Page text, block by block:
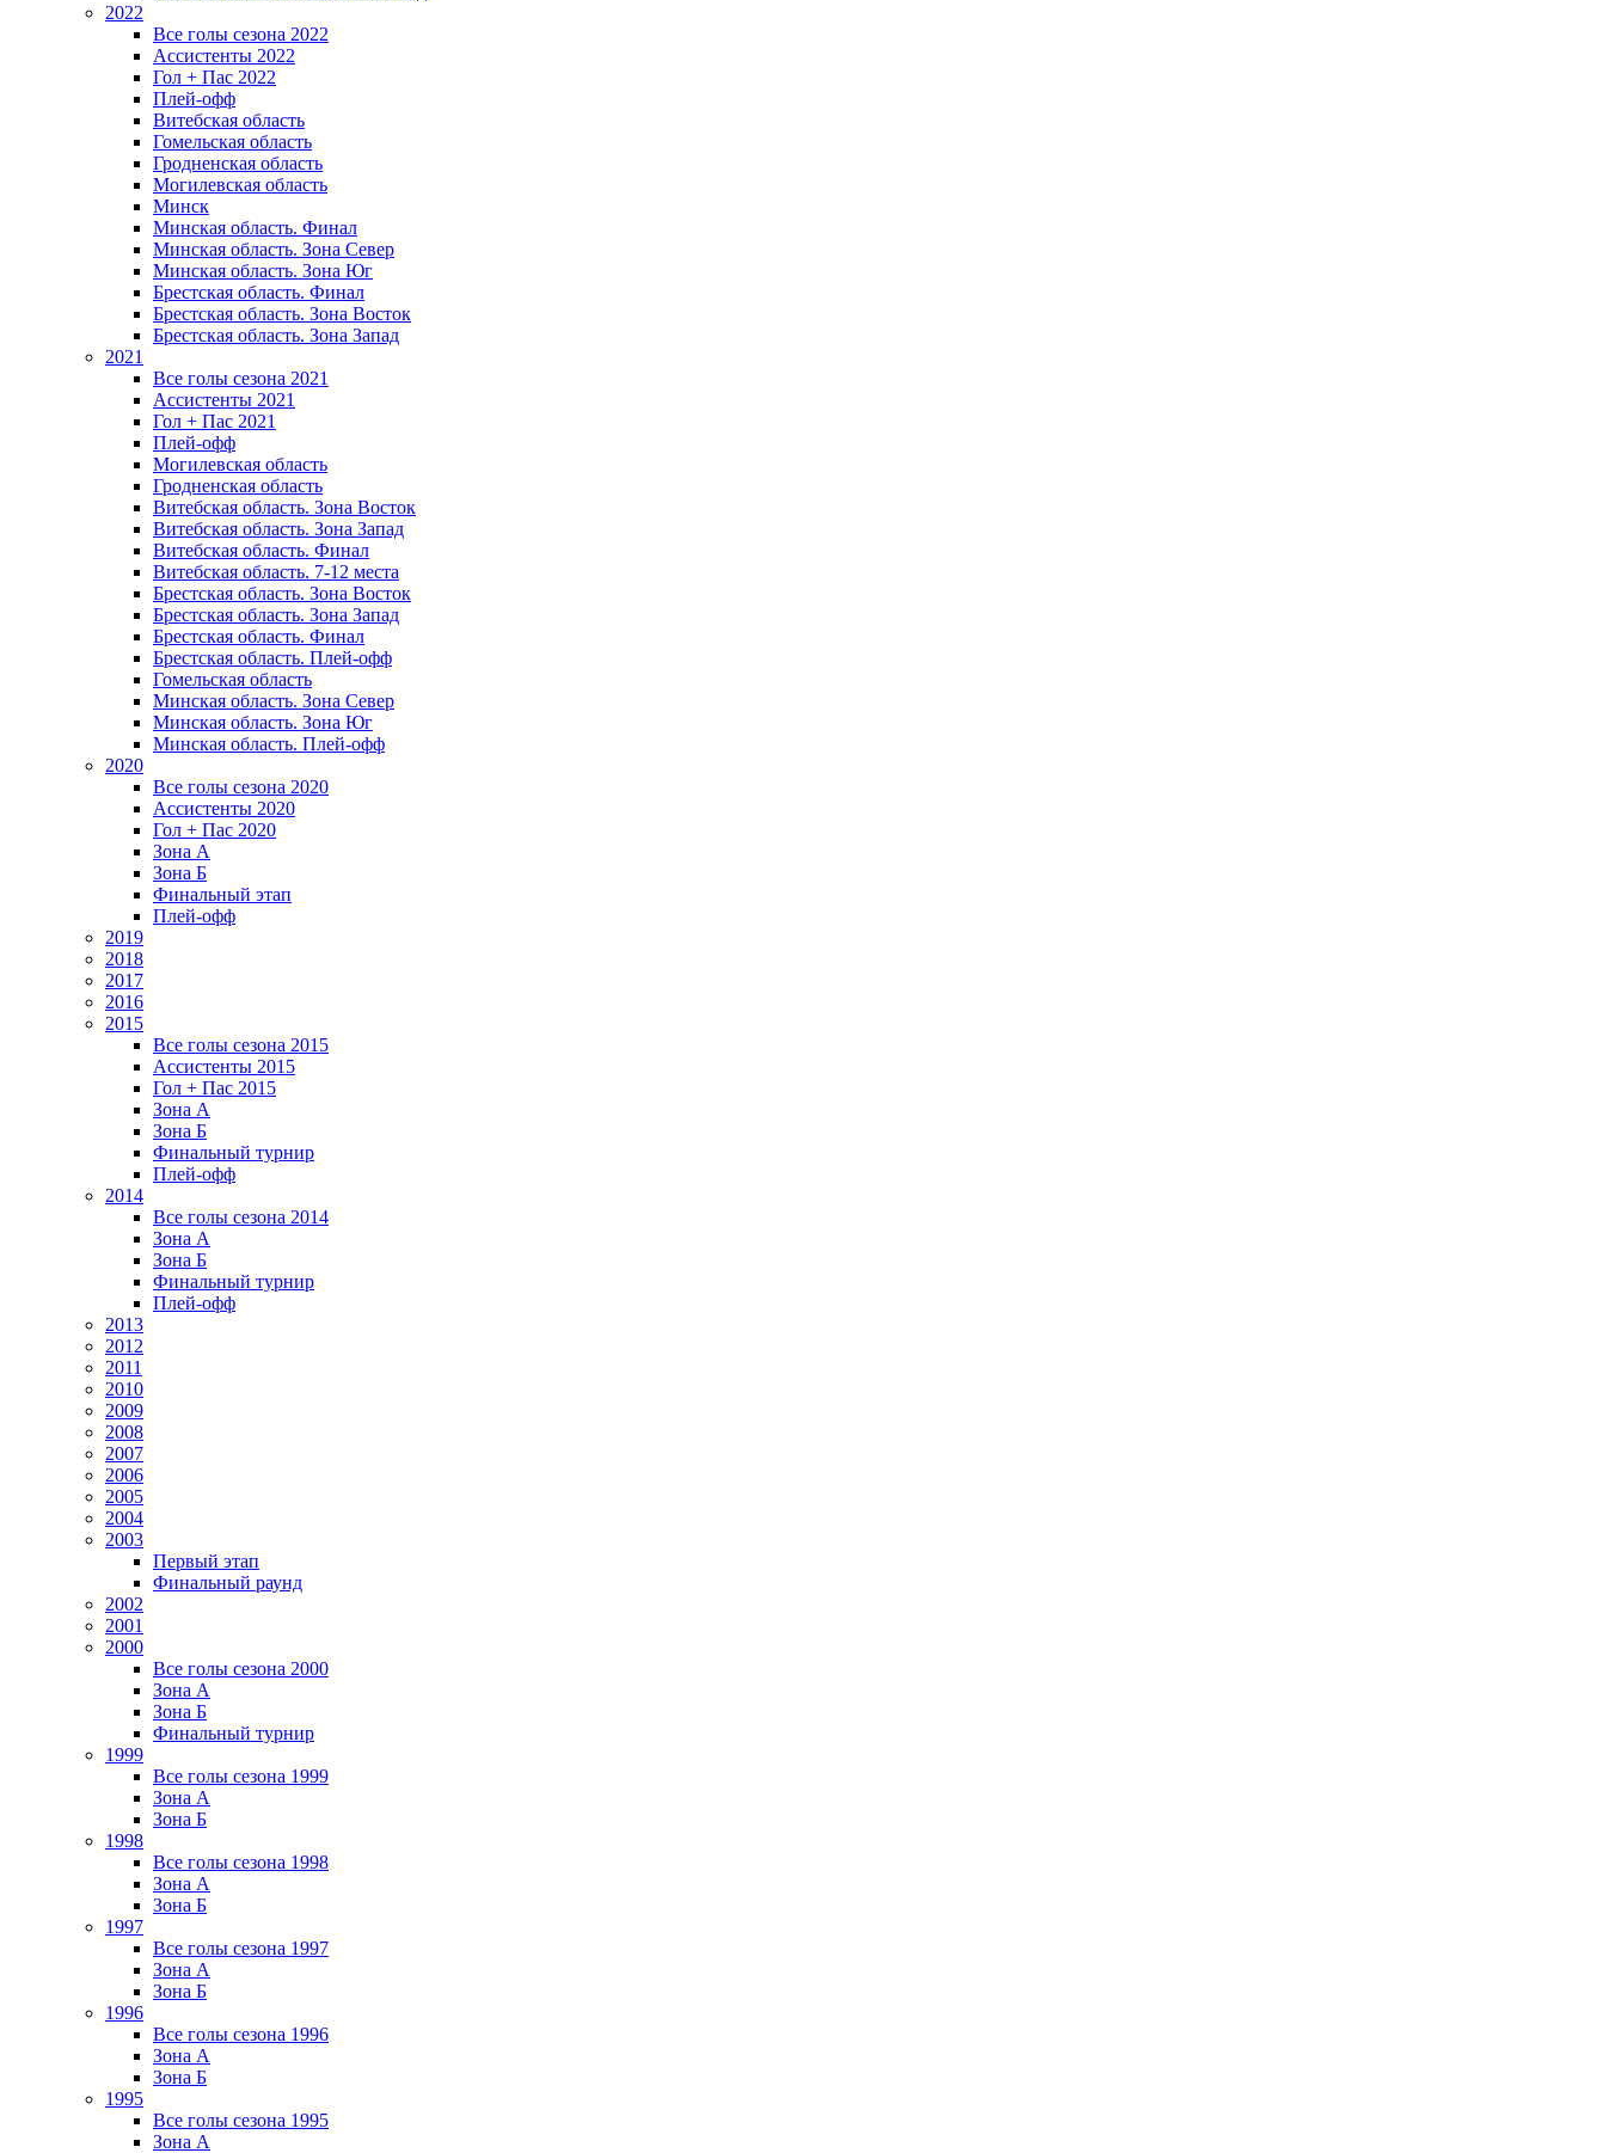
2022
Все голы сезона 2022
Ассистенты 2022
Гол + Пас 2022
Плей-офф
Витебская область
Гомельская область
Гродненская область
Могилевская область
Минск
Mинская область. Финал
Минская область. Зона Север
Минская область. Зона Юг
Брестская область. Финал
Брестская область. Зона Восток
Брестская область. Зона Запад
2021
Все голы сезона 2021
Ассистенты 2021
Гол + Пас 2021
Плей-офф
Могилевская область
Гродненская область
Витебская область. Зона Восток
Витебская область. Зона Запад
Витебская область. Финал
Витебская область. 7-12 места
Брестская область. Зона Восток
Брестская область. Зона Запад
Брестская область. Финал
Брестская область. Плей-офф
Гомельская область
Минская область. Зона Север
Минская область. Зона Юг
Минская область. Плей-офф
2020
Все голы сезона 2020
Ассистенты 2020
Гол + Пас 2020
Зона А
Зона Б
Финальный этап
Плей-офф
2019
2018
2017
2016
2015
Все голы сезона 2015
Ассистенты 2015
Гол + Пас 2015
Зона А
Зона Б
Финальный турнир
Плей-офф
2014
Все голы сезона 2014
Зона А
Зона Б
Финальный турнир
Плей-офф
2013
2012
2011
2010
2009
2008
2007
2006
2005
2004
2003
Первый этап
Финальный раунд
2002
2001
2000
Все голы сезона 2000
Зона А
Зона Б
Финальный турнир
1999
Все голы сезона 1999
Зона А
Зона Б
1998
Все голы сезона 1998
Зона А
Зона Б
1997
Все голы сезона 1997
Зона А
Зона Б
1996
Все голы сезона 1996
Зона А
Зона Б
1995
Все голы сезона 1995
Зона А